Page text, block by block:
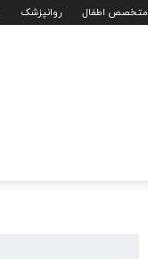
متخصص اطفال روانپزشک